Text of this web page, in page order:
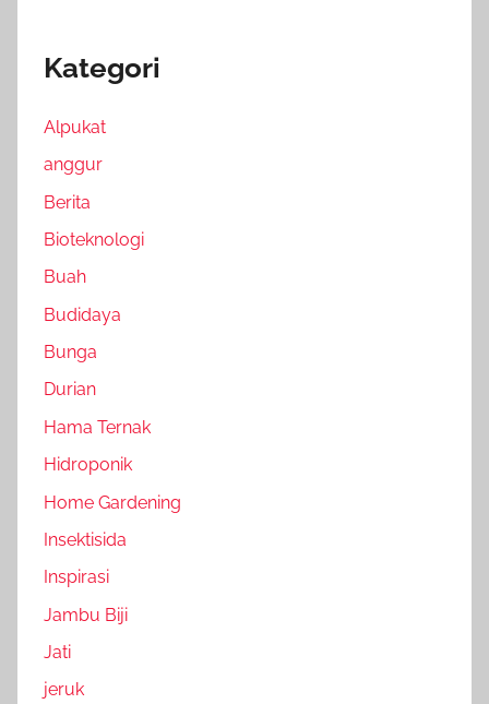
Kategori
Alpukat
anggur
Berita
Bioteknologi
Buah
Budidaya
Bunga
Durian
Hama Ternak
Hidroponik
Home Gardening
Insektisida
Inspirasi
Jambu Biji
Jati
jeruk